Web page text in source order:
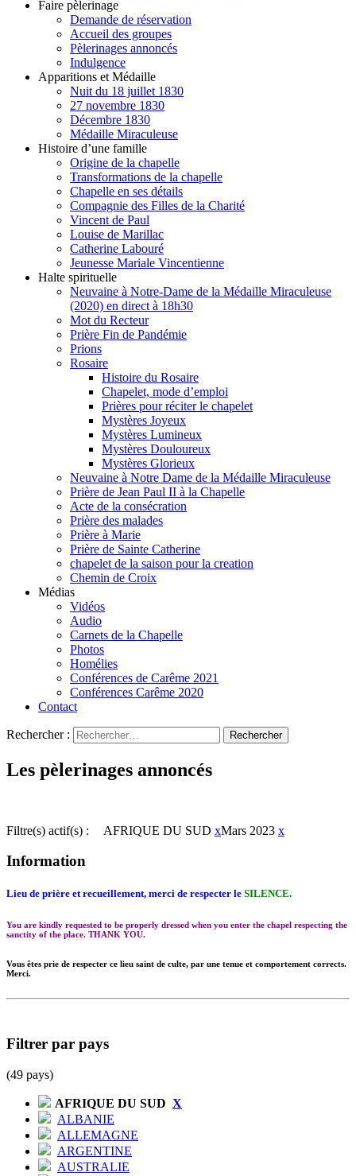
Faire pèlerinage
Demande de réservation
Accueil des groupes
Pèlerinages annoncés
Indulgence
Apparitions et Médaille
Nuit du 18 juillet 1830
27 novembre 1830
Décembre 1830
Médaille Miraculeuse
Histoire d’une famille
Origine de la chapelle
Transformations de la chapelle
Chapelle en ses détails
Compagnie des Filles de la Charité
Vincent de Paul
Louise de Marillac
Catherine Labouré
Jeunesse Mariale Vincentienne
Halte spirituelle
Neuvaine à Notre-Dame de la Médaille Miraculeuse
(2020) en direct à 18h30
Mot du Recteur
Prière Fin de Pandémie
Prions
Rosaire
Histoire du Rosaire
Chapelet, mode d’emploi
Prières pour réciter le chapelet
Mystères Joyeux
Mystères Lumineux
Mystères Douloureux
Mystères Glorieux
Neuvaine à Notre Dame de la Médaille Miraculeuse
Prière de Jean Paul II à la Chapelle
Acte de la consécration
Prière des malades
Prière à Marie
Prière de Sainte Catherine
chapelet de la saison pour la creation
Chemin de Croix
Médias
Vidéos
Audio
Carnets de la Chapelle
Photos
Homélies
Conférences de Carême 2021
Conférences Carême 2020
Contact
Rechercher :
Les pèlerinages annoncés
Filtre(s) actif(s) : AFRIQUE DU SUD xMars 2023 x
Information
Lieu de prière et recueillement, merci de respecter le SILENCE.
You are kindly requested to be properly dressed when you enter the chapel respecting the
sanctity of the place. THANK YOU.
Vous êtes prie de respecter ce lieu saint de culte, par une tenue et comportement corrects.
Merci.
Filtrer par pays
(49 pays)
AFRIQUE DU SUD X
ALBANIE
ALLEMAGNE
ARGENTINE
AUSTRALIE